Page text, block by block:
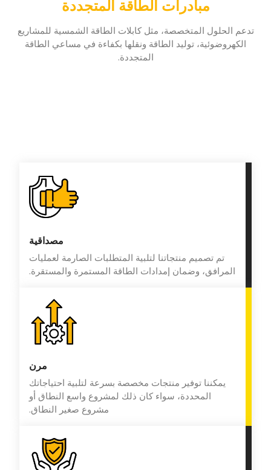
مبادرات الطاقة المتجددة
تدعم الحلول المتخصصة، مثل كابلات الطاقة الشمسية للمشاريع
الكهروضوئية، توليد الطاقة ونقلها بكفاءة في مساعي الطاقة
المتجددة.
مصداقية
تم تصميم منتجاتنا لتلبية المتطلبات الصارمة لعمليات
المرافق، وضمان إمدادات الطاقة المستمرة والمستقرة.
مرن
يمكننا توفير منتجات مخصصة بسرعة لتلبية احتياجاتك
المحددة، سواء كان ذلك لمشروع واسع النطاق أو
مشروع صغير النطاق.